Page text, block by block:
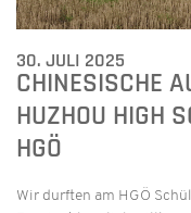
30. JULI 2025
CHINESISCHE
HUZHOU HIGH
HGÖ
Wir durften am HGÖ